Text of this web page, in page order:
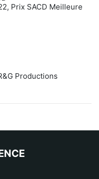
Prix SACD Meilleure
Productions